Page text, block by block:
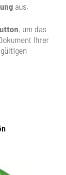
aus.
, um das
Ihrer